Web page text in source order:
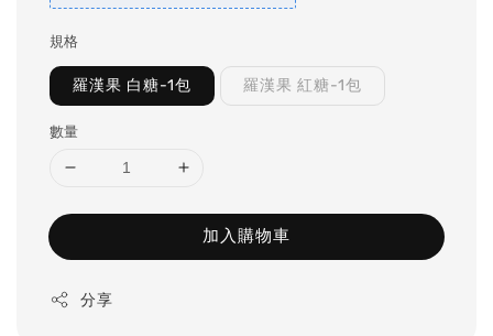
規格
羅漢果 白糖-1包 羅漢果 紅糖-1包
數量
加入購物車
分享